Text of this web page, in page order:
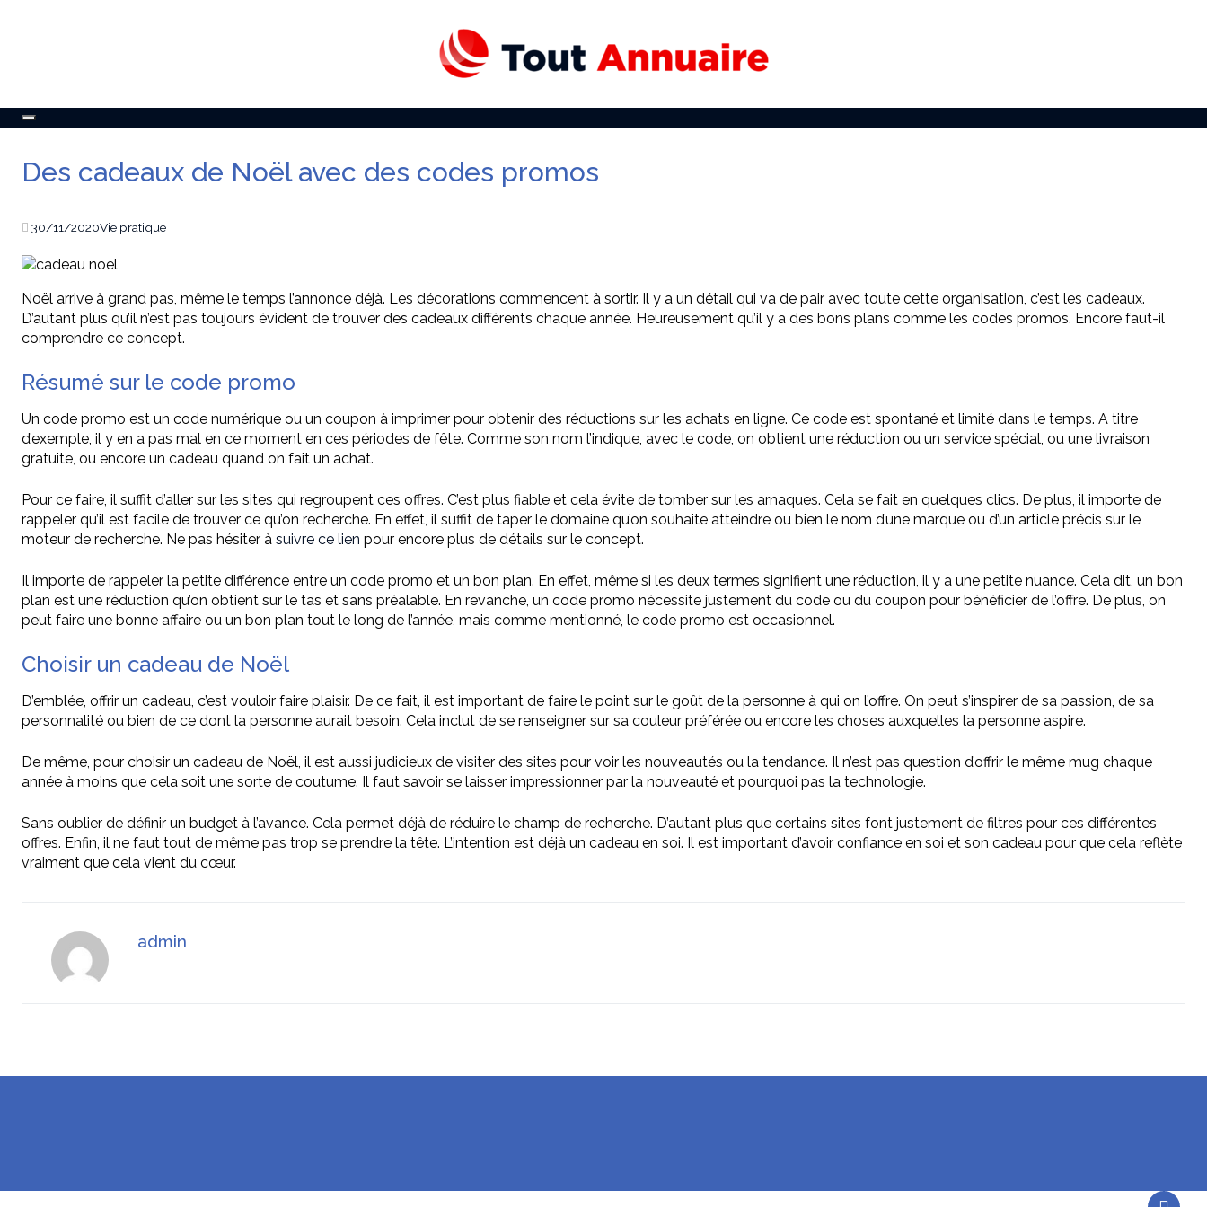
Toggle
Des cadeaux de Noël avec des codes promos
30/11/2020Vie pratique
Noël arrive à grand pas, même le temps l’annonce déjà. Les décorations commencent à sortir. Il y a un détail qui va de pair avec toute cette organisation, c’est les cadeaux.
D’autant plus qu’il n’est pas toujours évident de trouver des cadeaux différents chaque année. Heureusement qu’il y a des bons plans comme les codes promos. Encore faut-il
comprendre ce concept.
Résumé sur le code promo
Un code promo est un code numérique ou un coupon à imprimer pour obtenir des réductions sur les achats en ligne. Ce code est spontané et limité dans le temps. A titre
d’exemple, il y en a pas mal en ce moment en ces périodes de fête. Comme son nom l’indique, avec le code, on obtient une réduction ou un service spécial, ou une livraison
gratuite, ou encore un cadeau quand on fait un achat.
Pour ce faire, il suffit d’aller sur les sites qui regroupent ces offres. C’est plus fiable et cela évite de tomber sur les arnaques. Cela se fait en quelques clics. De plus, il importe de
rappeler qu’il est facile de trouver ce qu’on recherche. En effet, il suffit de taper le domaine qu’on souhaite atteindre ou bien le nom d’une marque ou d’un article précis sur le
moteur de recherche. Ne pas hésiter à suivre ce lien pour encore plus de détails sur le concept.
Il importe de rappeler la petite différence entre un code promo et un bon plan. En effet, même si les deux termes signifient une réduction, il y a une petite nuance. Cela dit, un bon
plan est une réduction qu’on obtient sur le tas et sans préalable. En revanche, un code promo nécessite justement du code ou du coupon pour bénéficier de l’offre. De plus, on
peut faire une bonne affaire ou un bon plan tout le long de l’année, mais comme mentionné, le code promo est occasionnel.
Choisir un cadeau de Noël
D’emblée, offrir un cadeau, c’est vouloir faire plaisir. De ce fait, il est important de faire le point sur le goût de la personne à qui on l’offre. On peut s’inspirer de sa passion, de sa
personnalité ou bien de ce dont la personne aurait besoin. Cela inclut de se renseigner sur sa couleur préférée ou encore les choses auxquelles la personne aspire.
De même, pour choisir un cadeau de Noël, il est aussi judicieux de visiter des sites pour voir les nouveautés ou la tendance. Il n’est pas question d’offrir le même mug chaque
année à moins que cela soit une sorte de coutume. Il faut savoir se laisser impressionner par la nouveauté et pourquoi pas la technologie.
Sans oublier de définir un budget à l’avance. Cela permet déjà de réduire le champ de recherche. D’autant plus que certains sites font justement de filtres pour ces différentes
offres. Enfin, il ne faut tout de même pas trop se prendre la tête. L’intention est déjà un cadeau en soi. Il est important d’avoir confiance en soi et son cadeau pour que cela reflète
vraiment que cela vient du cœur.
admin